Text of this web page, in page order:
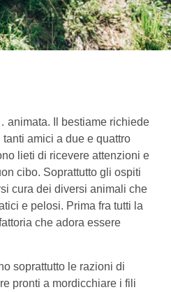
animata. Il bestiame richiede
amici a due e quattro
lieti di ricevere attenzioni e
cibo. Soprattutto gli ospiti
cura dei diversi animali che
e pelosi. Prima fra tutti la
che adora essere
soprattutto le razioni di
pronti a mordicchiare i fili